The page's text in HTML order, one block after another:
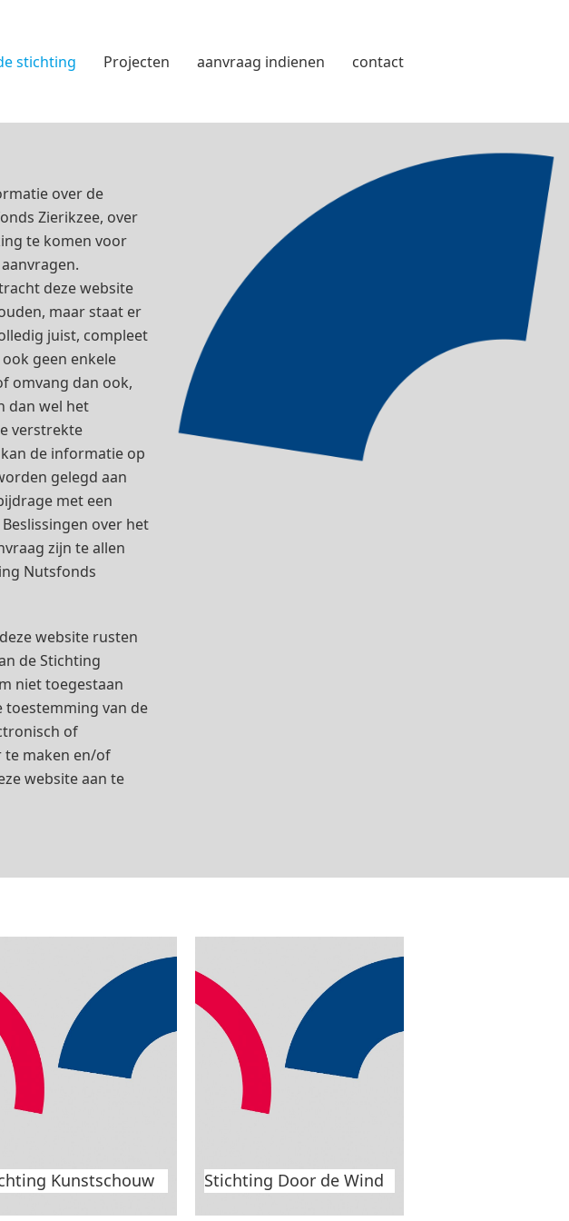
stichting Projecten aanvraag indienen contact
over de
Zierikzee, over
te komen voor
deze website
maar staat er
juist, compleet
geen enkele
omvang dan ook,
dan wel het
verstrekte
de informatie op
gelegd aan
met een
over het
zijn te allen
Nutsfonds
website rusten
de Stichting
niet toegestaan
van de
of
te maken en/of
website aan te
Kunstschouw
Aan Zeeuws Orkest en
Educatief project
Stichting Door de Wind
Havenconcerten Schouwen-
Duiveland 2025